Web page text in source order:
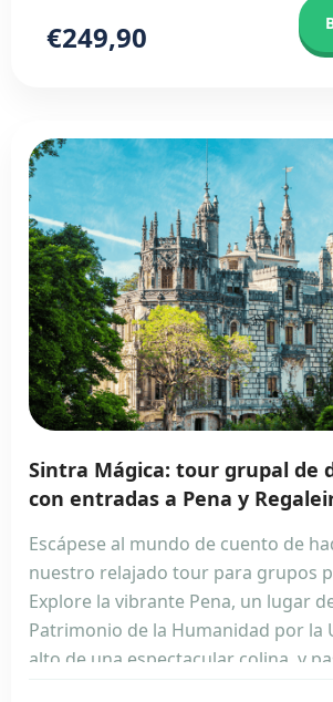
€249,90
Sintra Mágica: tour grupal de
con entradas a Pena y
Escápese al mundo de cuento de
nuestro relajado tour para grupos
Explore la vibrante Pena, un lugar
Patrimonio de la Humanidad por la
alto de una espectacular colina, y